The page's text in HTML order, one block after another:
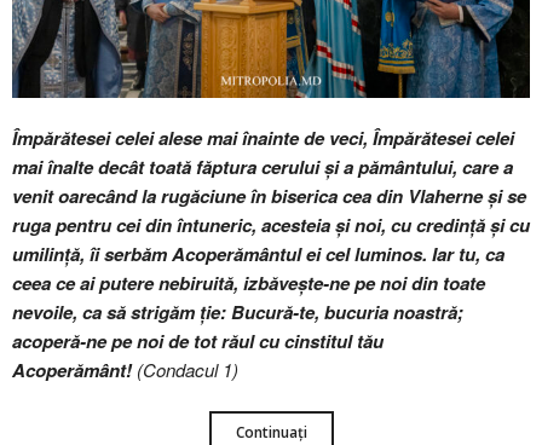
Împărătesei celei alese mai înainte de veci, Împărătesei celei
mai înalte decât toată făptura cerului și a pământului, care a
venit oarecând la rugăciune în biserica cea din Vlaherne și se
ruga pentru cei din întuneric, acesteia și noi, cu credință și cu
umilință, îi serbăm Acoperământul ei cel luminos. Iar tu, ca
ceea ce ai putere nebiruită, izbăvește-ne pe noi din toate
nevoile, ca să strigăm ție: Bucură-te, bucuria noastră;
acoperă-ne pe noi de tot răul cu cinstitul tău
Acoperământ!(Condacul 1)
Continuați